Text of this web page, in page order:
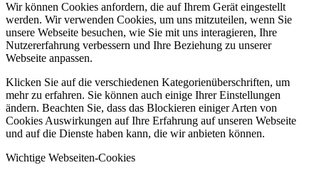
Wir können Cookies anfordern, die auf Ihrem Gerät eingestellt
werden. Wir verwenden Cookies, um uns mitzuteilen, wenn Sie
unsere Webseite besuchen, wie Sie mit uns interagieren, Ihre
Nutzererfahrung verbessern und Ihre Beziehung zu unserer
Webseite anpassen.
Klicken Sie auf die verschiedenen Kategorienüberschriften, um
mehr zu erfahren. Sie können auch einige Ihrer Einstellungen
ändern. Beachten Sie, dass das Blockieren einiger Arten von
Cookies Auswirkungen auf Ihre Erfahrung auf unseren Webseite
und auf die Dienste haben kann, die wir anbieten können.
Wichtige Webseiten-Cookies